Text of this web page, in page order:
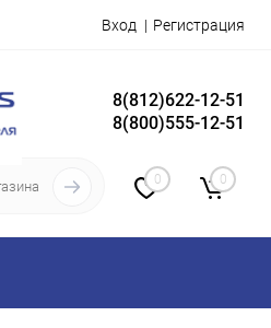
Вход Регистрация
8(812)622-12-51
8(800)555-12-51
0 0